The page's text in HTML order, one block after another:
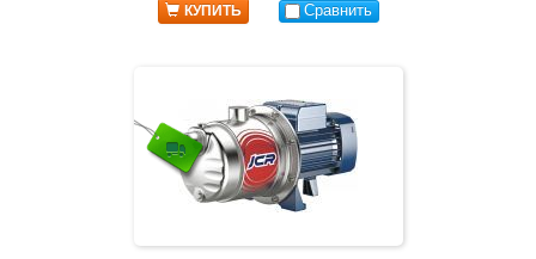
КУПИТЬ Сравнить